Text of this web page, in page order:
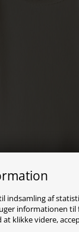
indsamling af
informationen til
at klikke videre,